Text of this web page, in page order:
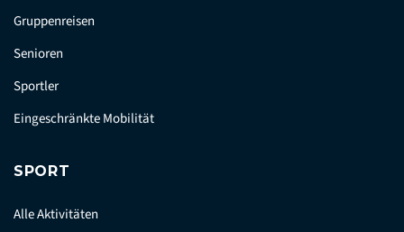
Gruppenreisen
Senioren
Sportler
Eingeschränkte Mobilität
SPORT
Alle Aktivitäten